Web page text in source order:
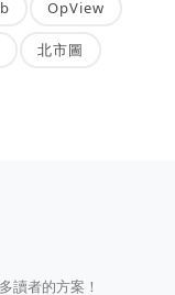
OpView
北市圖
讀者的方案！